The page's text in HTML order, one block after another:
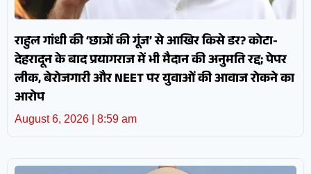
राहुल गांधी की ‘छात्रों की गूंज’ से आखिर किसे डर? कोटा-
देहरादून के बाद प्रयागराज में भी मैदान की अनुमति रद्द; पेपर
लीक, बेरोजगारी और NEET पर युवाओं की आवाज रोकने का
आरोप
August 6, 2026 8:59 am